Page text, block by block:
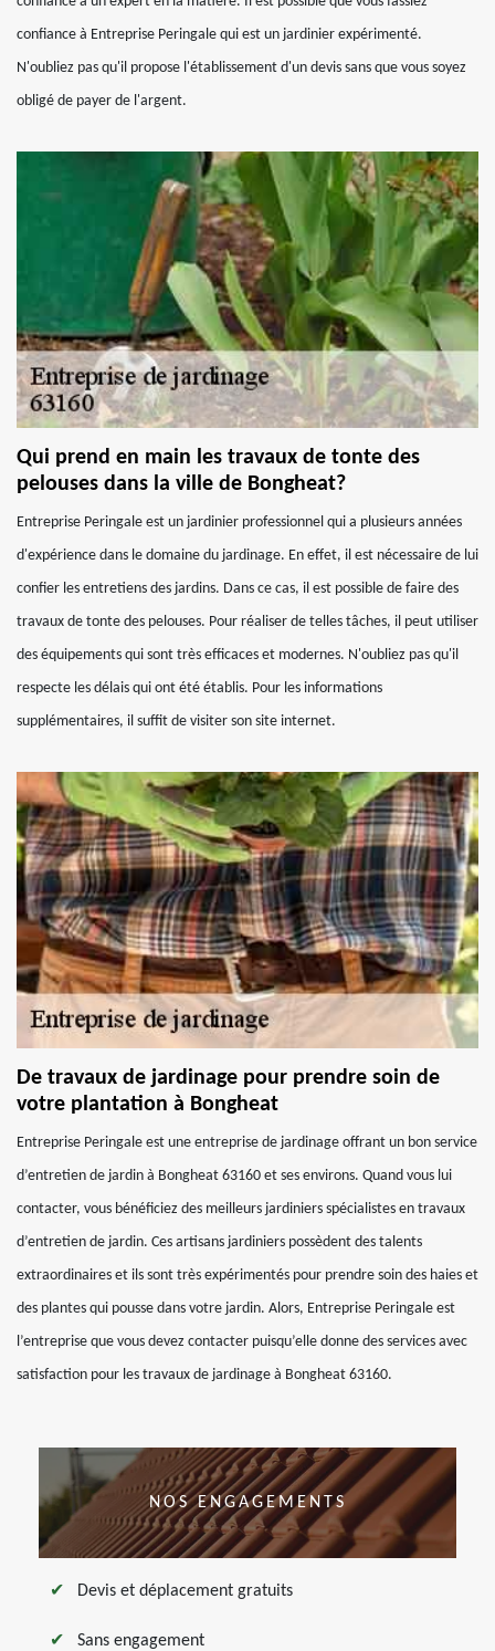
confiance à Entreprise Peringale qui est un jardinier expérimenté.
N'oubliez pas qu'il propose l'établissement d'un devis sans que vous soyez
obligé de payer de l'argent.
Qui prend en main les travaux de tonte des
pelouses dans la ville de Bongheat?
Entreprise Peringale est un jardinier professionnel qui a plusieurs années
d'expérience dans le domaine du jardinage. En effet, il est nécessaire de lui
confier les entretiens des jardins. Dans ce cas, il est possible de faire des
travaux de tonte des pelouses. Pour réaliser de telles tâches, il peut utiliser
des équipements qui sont très efficaces et modernes. N'oubliez pas qu'il
respecte les délais qui ont été établis. Pour les informations
supplémentaires, il suffit de visiter son site internet.
De travaux de jardinage pour prendre soin de
votre plantation à Bongheat
Entreprise Peringale est une entreprise de jardinage offrant un bon service
d’entretien de jardin à Bongheat 63160 et ses environs. Quand vous lui
contacter, vous bénéficiez des meilleurs jardiniers spécialistes en travaux
d’entretien de jardin. Ces artisans jardiniers possèdent des talents
extraordinaires et ils sont très expérimentés pour prendre soin des haies et
des plantes qui pousse dans votre jardin. Alors, Entreprise Peringale est
l’entreprise que vous devez contacter puisqu’elle donne des services avec
satisfaction pour les travaux de jardinage à Bongheat 63160.
NOS ENGAGEMENTS
Devis et déplacement gratuits
Sans engagement